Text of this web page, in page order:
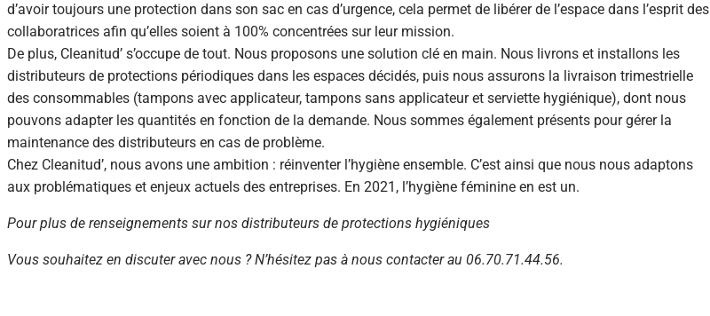
d’avoir toujours une protection dans son sac en cas d’urgence, cela permet de libérer de l’espace dans l’esprit des
collaboratrices afin qu’elles soient à 100% concentrées sur leur mission.
De plus, Cleanitud’ s’occupe de tout. Nous proposons une solution clé en main. Nous livrons et installons les
distributeurs de protections périodiques dans les espaces décidés, puis nous assurons la livraison trimestrielle
des consommables (tampons avec applicateur, tampons sans applicateur et serviette hygiénique), dont nous
pouvons adapter les quantités en fonction de la demande. Nous sommes également présents pour gérer la
maintenance des distributeurs en cas de problème.
Chez Cleanitud’, nous avons une ambition : réinventer l’hygiène ensemble. C’est ainsi que nous nous adaptons
aux problématiques et enjeux actuels des entreprises. En 2021, l’hygiène féminine en est un.
Pour plus de renseignements sur nos distributeurs de protections hygiéniques
Vous souhaitez en discuter avec nous ? N’hésitez pas à nous contacter au 06.70.71.44.56.